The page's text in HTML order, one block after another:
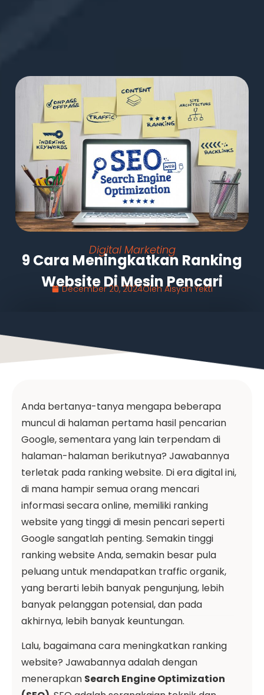
Digital Marketing
9 Cara Meningkatkan Ranking
Website Di Mesin Pencari
December 20, 2024OlehAisyah Yekti
Anda bertanya-tanya mengapa beberapa
muncul di halaman pertama hasil pencarian
Google, sementara yang lain terpendam di
halaman-halaman berikutnya? Jawabannya
terletak pada ranking website. Di era digital ini,
di mana hampir semua orang mencari
informasi secara online, memiliki ranking
website yang tinggi di mesin pencari seperti
Google sangatlah penting. Semakin tinggi
ranking website Anda, semakin besar pula
peluang untuk mendapatkan traffic organik,
yang berarti lebih banyak pengunjung, lebih
banyak pelanggan potensial, dan pada
akhirnya, lebih banyak keuntungan.
Lalu, bagaimana cara meningkatkan ranking
website? Jawabannya adalah dengan
menerapkan Search Engine Optimization